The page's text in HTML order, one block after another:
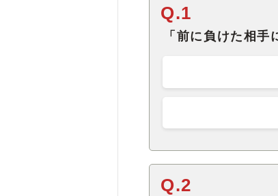
Q.1
「前に負けた相
Q.2